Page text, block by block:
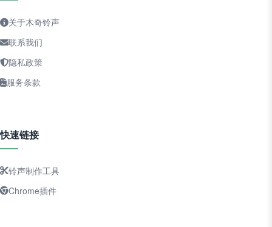
关于木奇铃声
联系我们
隐私政策
服务条款
快速链接
铃声制作工具
Chrome插件